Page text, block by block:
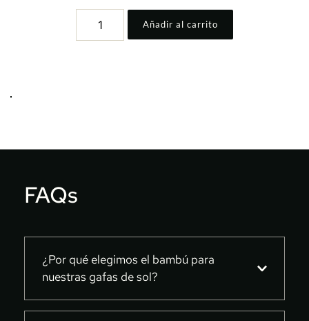
SNAPBACK
cantidad
Añadir al carrito
FAQs
¿Por qué elegimos el bambú para
nuestras gafas de sol?
En Uneven, optamos por el bambú para